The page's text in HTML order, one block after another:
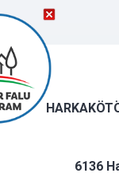
6136